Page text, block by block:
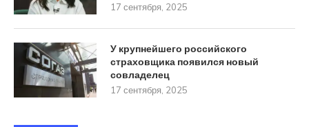
17 сентября, 2025
У крупнейшего российского
страховщика появился новый
совладелец
17 сентября, 2025